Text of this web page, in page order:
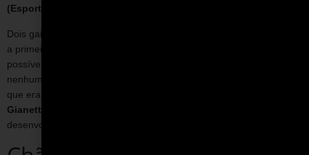
(Esporte Clube Piracicabano de Automobilismo)
Dois gaioleiros que moravam próximo à pista de Piracicaba fizeram
a primeira tentativa de montar um FVee. E da forma mais artesanal
possível. Conhecidos como
nenhum projeto, exceto a experiência com as tradicionais gaiolas,
que eram veículos de dois lugares. Na época, o empresário
Gianetti
desenvolvendo um carro-gaiola de apenas um assento.